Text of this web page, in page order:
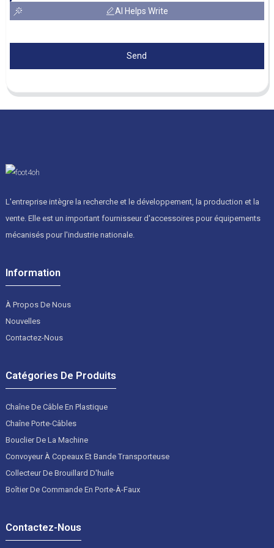
AI Helps Write
Send
L'entreprise intègre la recherche et le développement, la production et la
vente. Elle est un important fournisseur d'accessoires pour équipements
mécanisés pour l'industrie nationale.
Information
À Propos De Nous
Nouvelles
Contactez-Nous
Catégories De Produits
Chaîne De Câble En Plastique
Chaîne Porte-Câbles
Bouclier De La Machine
Convoyeur À Copeaux Et Bande Transporteuse
Collecteur De Brouillard D'huile
Boîtier De Commande En Porte-À-Faux
Contactez-Nous